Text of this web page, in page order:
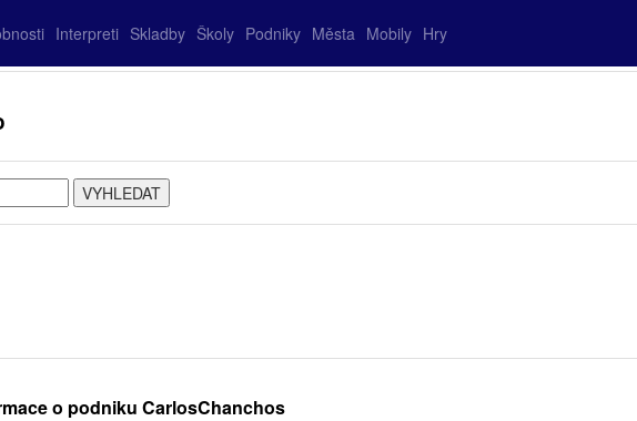
Interpreti Skladby Školy Podniky Města Mobily Hry
o podniku CarlosChanchos